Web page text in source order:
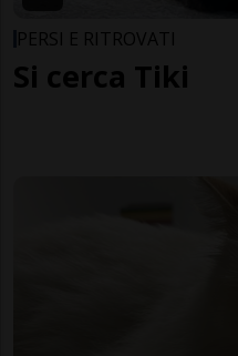
PERSI E RITROVATI
Si cerca Tiki